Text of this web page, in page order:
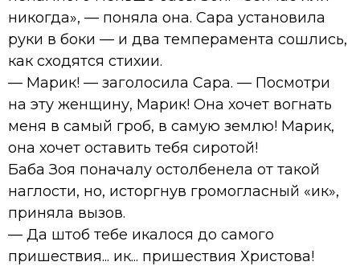
никогда», — поняла она. Сара установила
руки в боки — и два темперамента сошлись,
как сходятся стихии.
— Марик! — заголосила Сара. — Посмотри
на эту женщину, Марик! Она хочет вогнать
меня в самый гроб, в самую землю! Марик,
она хочет оставить тебя сиротой!
Баба Зоя поначалу остолбенела от такой
наглости, но, исторгнув громогласный «ик»,
приняла вызов.
— Да штоб тебе икалося до самого
пришествия... ик... пришествия Христова!